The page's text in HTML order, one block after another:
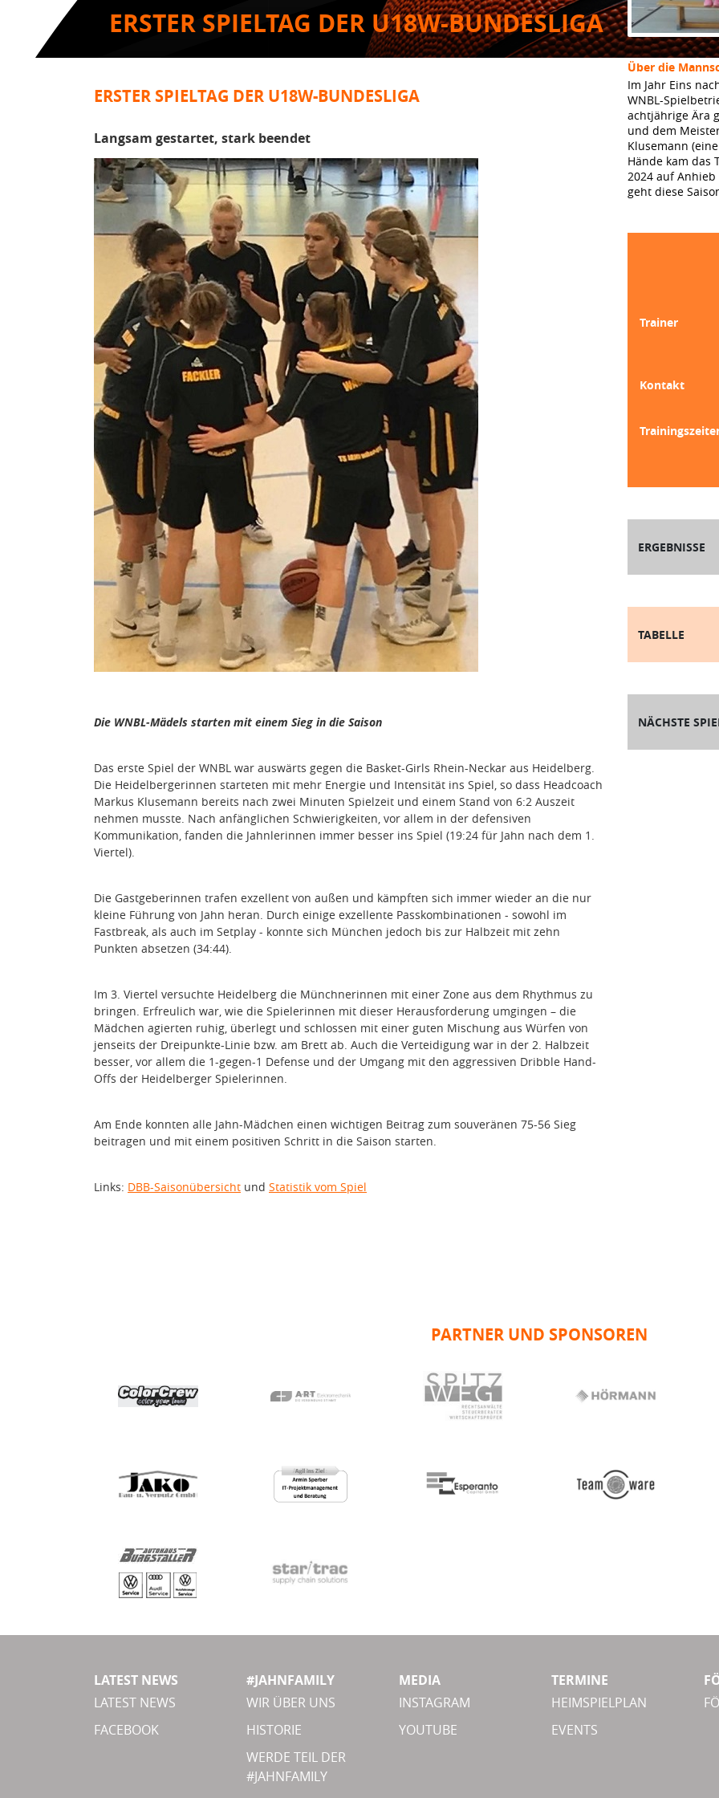
ERSTER SPIELTAG DER U18W-BUNDESLIGA
ERSTER SPIELTAG DER U18W-BUNDESLIGA
Langsam gestartet, stark beendet
Die WNBL-Mädels starten mit einem Sieg in die Saison
Das erste Spiel der WNBL war auswärts gegen die Basket-Girls Rhein-Neckar aus Heidelberg.
Die Heidelbergerinnen starteten mit mehr Energie und Intensität ins Spiel, so dass Headcoach
Markus Klusemann bereits nach zwei Minuten Spielzeit und einem Stand von 6:2 Auszeit
nehmen musste. Nach anfänglichen Schwierigkeiten, vor allem in der defensiven
Kommunikation, fanden die Jahnlerinnen immer besser ins Spiel (19:24 für Jahn nach dem 1.
Viertel).
Die Gastgeberinnen trafen exzellent von außen und kämpften sich immer wieder an die nur
kleine Führung von Jahn heran. Durch einige exzellente Passkombinationen - sowohl im
Fastbreak, als auch im Setplay - konnte sich München jedoch bis zur Halbzeit mit zehn
Punkten absetzen (34:44).
Im 3. Viertel versuchte Heidelberg die Münchnerinnen mit einer Zone aus dem Rhythmus zu
bringen. Erfreulich war, wie die Spielerinnen mit dieser Herausforderung umgingen – die
Mädchen agierten ruhig, überlegt und schlossen mit einer guten Mischung aus Würfen von
jenseits der Dreipunkte-Linie bzw. am Brett ab. Auch die Verteidigung war in der 2. Halbzeit
besser, vor allem die 1-gegen-1 Defense und der Umgang mit den aggressiven Dribble Hand-
Offs der Heidelberger Spielerinnen.
Am Ende konnten alle Jahn-Mädchen einen wichtigen Beitrag zum souveränen 75-56 Sieg
beitragen und mit einem positiven Schritt in die Saison starten.
Links: DBB-Saisonübersicht und Statistik vom Spiel
Über die
Im Jahr Eins
WNBL-
achtjährige Ära
und dem
Klusemann
Hände kam das
2024 auf
geht diese
Trainer
Kontakt
ERGEBNISSE
TABELLE
NÄCHSTE
PARTNER UND SPONSOREN
LATEST NEWS
LATEST NEWS
FACEBOOK
#JAHNFAMILY
WIR ÜBER UNS
HISTORIE
WERDE TEIL DER
#JAHNFAMILY
MEDIA
INSTAGRAM
YOUTUBE
TERMINE
HEIMSPIELPLAN
EVENTS